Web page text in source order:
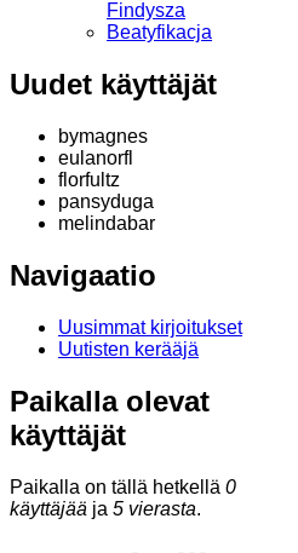
Findysza
Beatyfikacja
Uudet käyttäjät
bymagnes
eulanorfl
florfultz
pansyduga
melindabar
Navigaatio
Uusimmat kirjoitukset
Uutisten kerääjä
Paikalla olevat
käyttäjät
Paikalla on tällä hetkellä 0
käyttäjää ja 5 vierasta.